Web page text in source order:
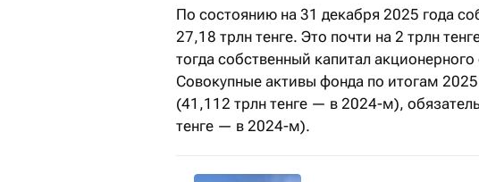
По состоянию на 31 декабря 2025 года
27,18 трлн тенге. Это почти на 2 трлн
тогда собственный капитал
Совокупные активы фонда по итогам
(41,112 трлн тенге — в 2024-м),
тенге — в 2024-м).